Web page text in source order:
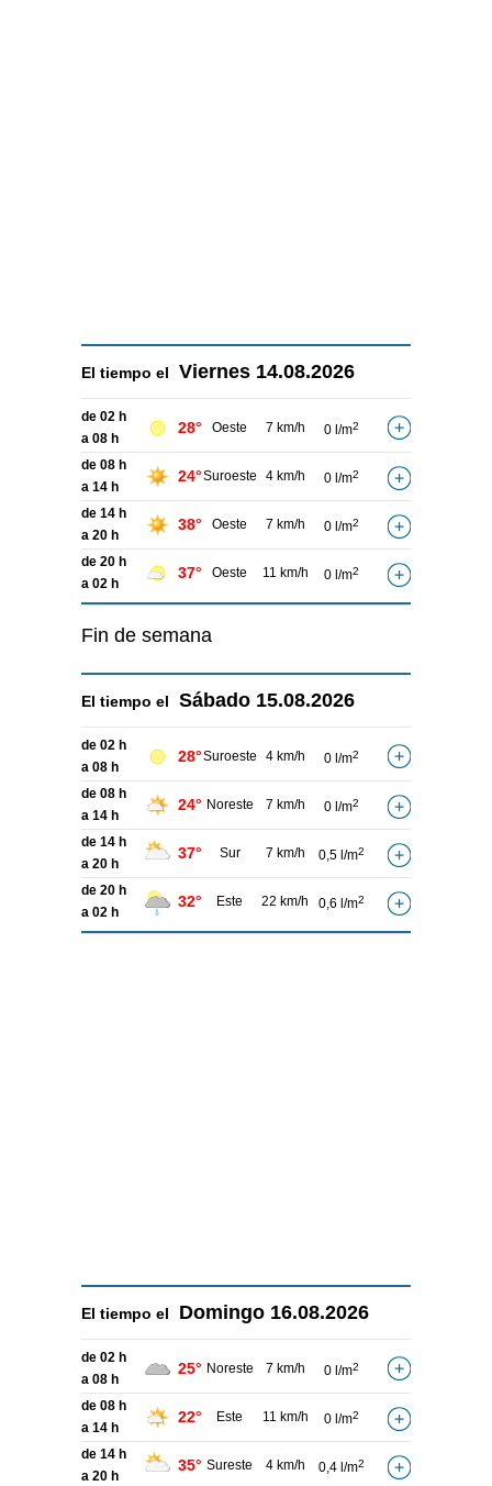
El tiempo el Viernes 14.08.2026
de 02 h
a 08 h
28° Oeste 7 km/h 0 l/m2
de 08 h
a 14 h
24°Suroeste 4 km/h 0 l/m2
de 14 h
a 20 h
38° Oeste 7 km/h 0 l/m2
de 20 h
a 02 h
37° Oeste 11 km/h 0 l/m2
Fin de semana
El tiempo el Sábado 15.08.2026
de 02 h
a 08 h
28°Suroeste 4 km/h 0 l/m2
de 08 h
a 14 h
24° Noreste 7 km/h 0 l/m2
de 14 h
a 20 h
37° Sur 7 km/h 0,5 l/m2
de 20 h
a 02 h
32° Este 22 km/h 0,6 l/m2
El tiempo el Domingo 16.08.2026
de 02 h
a 08 h
25° Noreste 7 km/h 0 l/m2
de 08 h
a 14 h
22° Este 11 km/h 0 l/m2
de 14 h
a 20 h
35° Sureste 4 km/h 0,4 l/m2